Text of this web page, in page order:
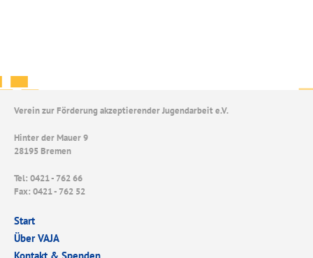
Verein zur Förderung akzeptierender Jugendarbeit e.V.
Hinter der Mauer 9
28195 Bremen
Tel: 0421 - 762 66
Fax: 0421 - 762 52
Start
Über VAJA